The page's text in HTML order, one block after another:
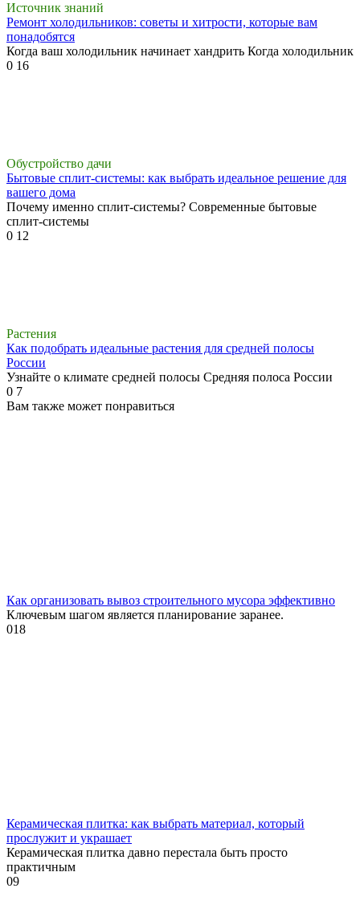
Источник знаний
Ремонт холодильников: советы и хитрости, которые вам
понадобятся
Когда ваш холодильник начинает хандрить Когда холодильник
0 16
Обустройство дачи
Бытовые сплит-системы: как выбрать идеальное решение для
вашего дома
Почему именно сплит-системы? Современные бытовые
сплит-системы
0 12
Растения
Как подобрать идеальные растения для средней полосы
России
Узнайте о климате средней полосы Средняя полоса России
0 7
Вам также может понравиться
Как организовать вывоз строительного мусора эффективно
Ключевым шагом является планирование заранее.
018
Керамическая плитка: как выбрать материал, который
прослужит и украшает
Керамическая плитка давно перестала быть просто
практичным
09